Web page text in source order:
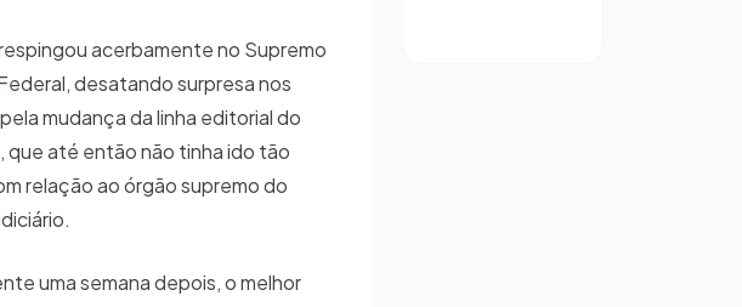
acerbamente no Supremo
desatando surpresa nos
mudança da linha editorial do
que até então não tinha ido tão
relação ao órgão supremo do
uma semana depois, o melhor